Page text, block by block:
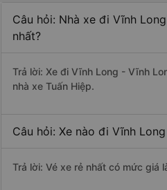
Câu hỏi: Nhà xe đi Vĩnh
nhất?
Trả lời: Xe đi Vĩnh Long - Vĩnh
nhà xe Tuấn Hiệp.
Câu hỏi: Xe nào đi Vĩnh
Trả lời: Vé xe rẻ nhất có mức giá